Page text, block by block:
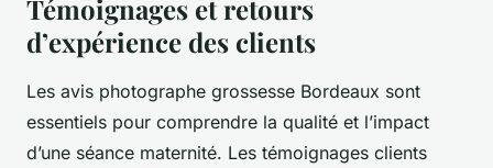
Témoignages et retours
d’expérience des clients
Les avis photographe grossesse Bordeaux sont
essentiels pour comprendre la qualité et l’impact
d’une séance maternité. Les témoignages clients